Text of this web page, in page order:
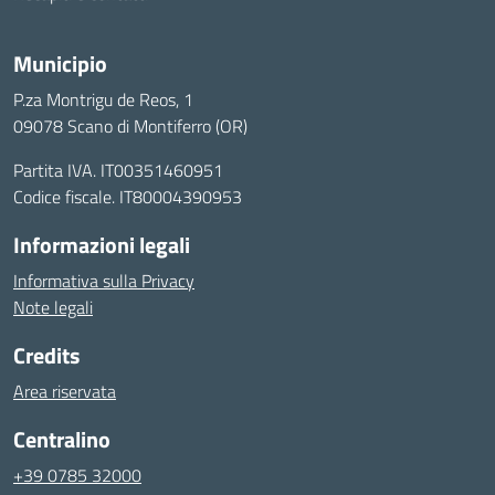
Municipio
P.za Montrigu de Reos, 1
09078 Scano di Montiferro (OR)
Partita IVA. IT00351460951
Codice fiscale. IT80004390953
Informazioni legali
Informativa sulla Privacy
Note legali
Credits
Area riservata
Centralino
+39 0785 32000